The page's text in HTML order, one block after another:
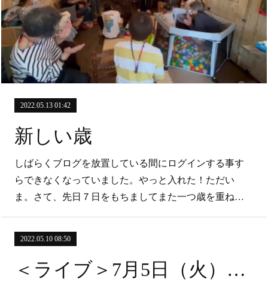
2022.05.13 01:42
新しい歳
しばらくブログを放置している間にログインする事す
らできなくなっていました。やっと入れた！ただい
ま。さて、先日７日をもちましてまた一つ歳を重ね…
2022.05.10 08:50
＜ライブ＞7月5日（火）「なかの綾 w/たをやめ6」＠ビルボードライブ横浜